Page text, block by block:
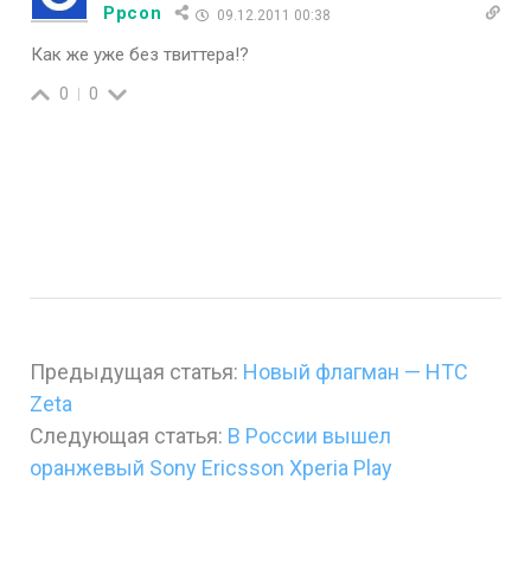
Ppcon 09.12.2011 00:38
Как же уже без твиттера!?
0 0
Предыдущая статья: Новый флагман — HTC
Zeta
Следующая статья: В России вышел
оранжевый Sony Ericsson Xperia Play